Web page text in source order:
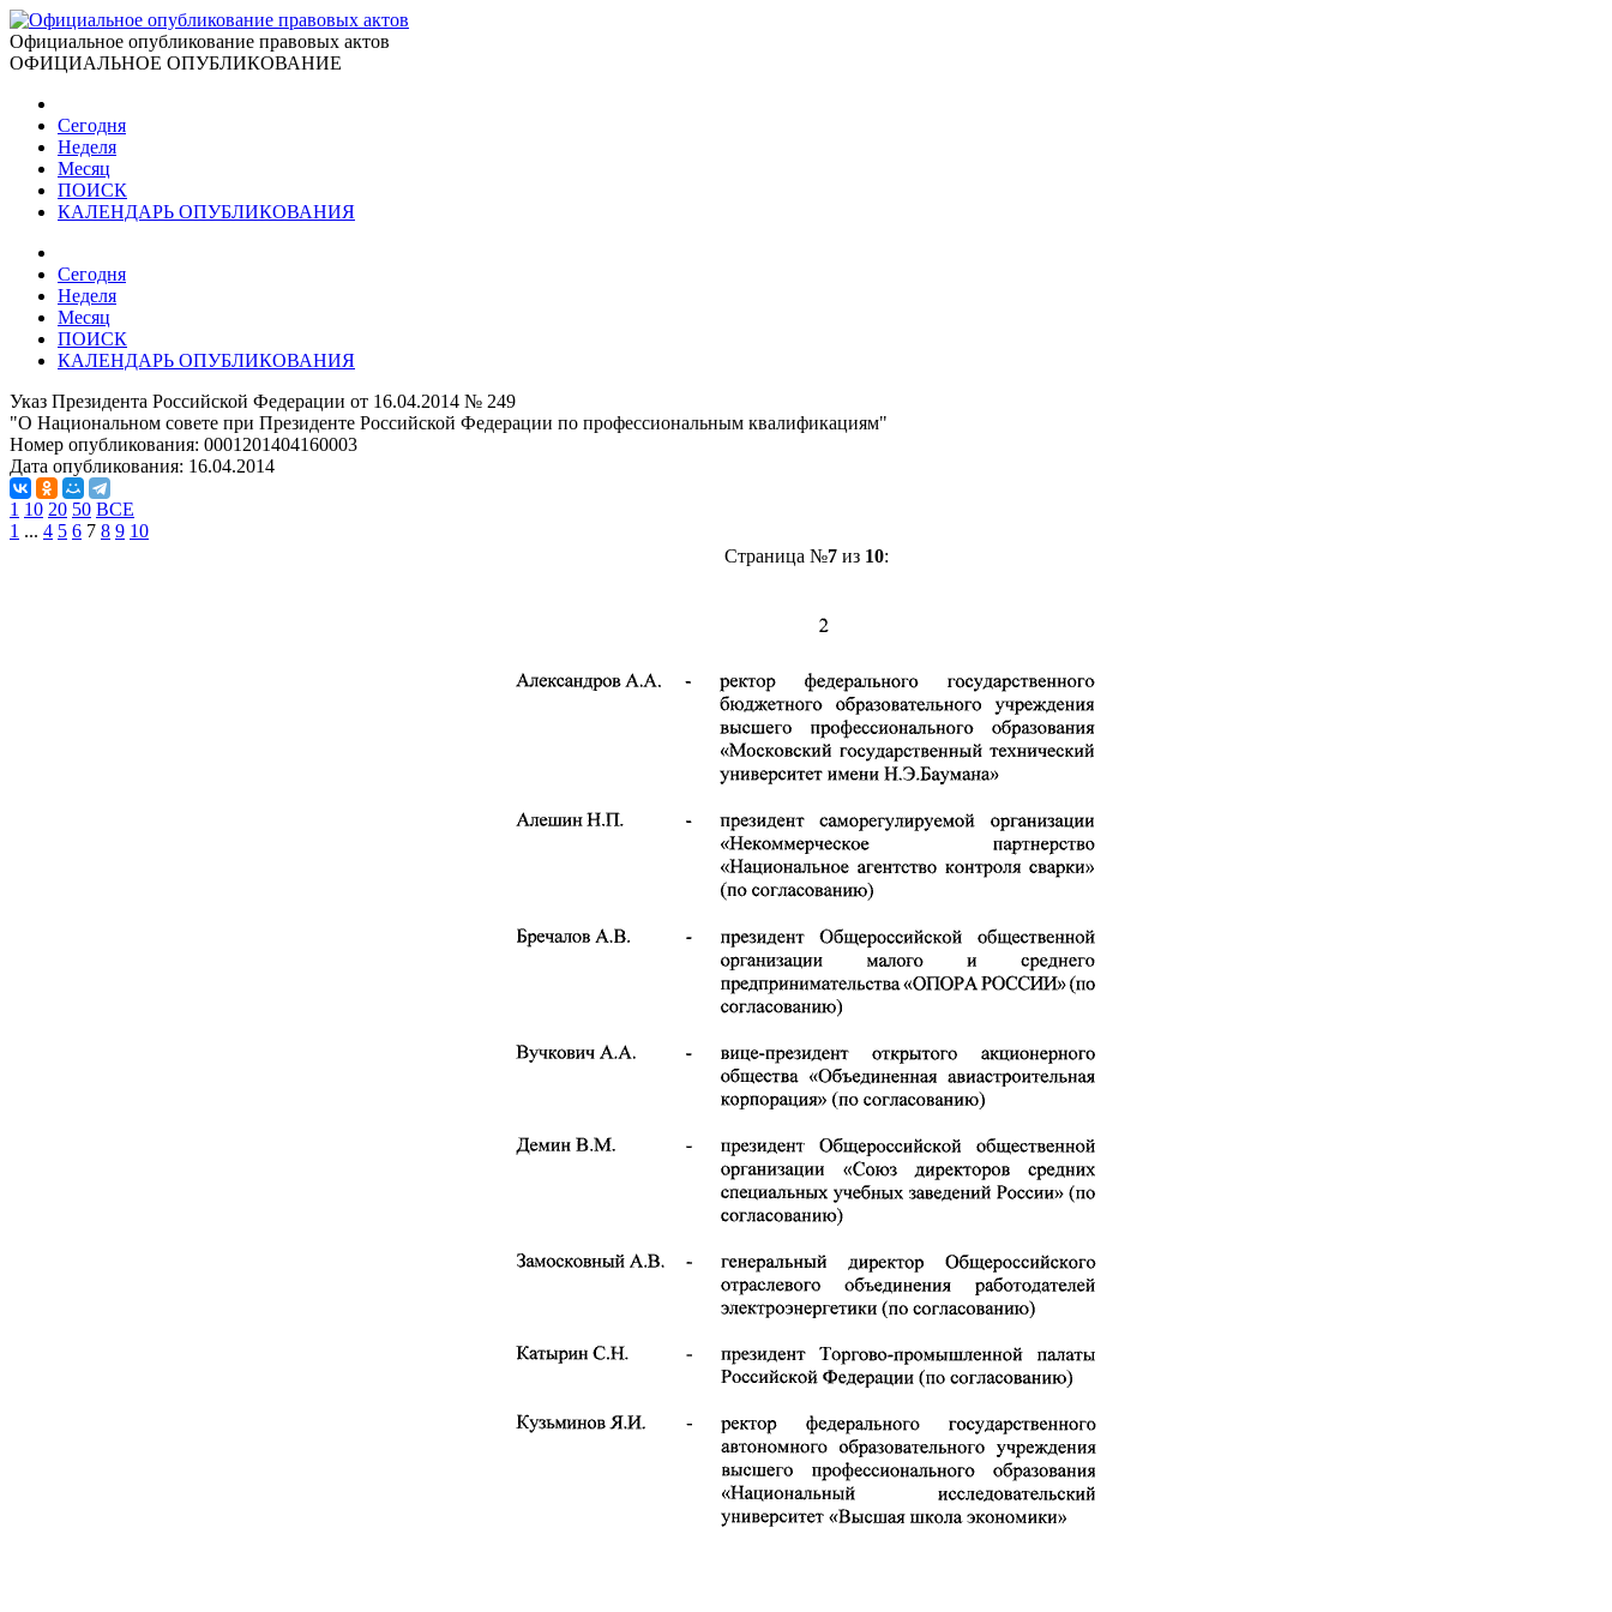
Официальное опубликование правовых актов
ОФИЦИАЛЬНОЕ ОПУБЛИКОВАНИЕ
Сегодня
Неделя
Месяц
ПОИСК
КАЛЕНДАРЬ ОПУБЛИКОВАНИЯ
Сегодня
Неделя
Месяц
ПОИСК
КАЛЕНДАРЬ ОПУБЛИКОВАНИЯ
Указ Президента Российской Федерации от 16.04.2014 № 249
"О Национальном совете при Президенте Российской Федерации по профессиональным квалификациям"
Номер опубликования: 0001201404160003
Дата опубликования: 16.04.2014
1 10 20 50 ВСЕ
1 ... 4 5 6 7 8 9 10
Страница №7из 10: